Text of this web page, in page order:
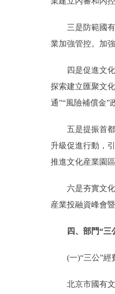
三是防範國有
業加強管控。加
四是促進文化
探索建立匯聚文
通”“風險補償金”
五是提振首都
升級促進行動，
推進文化産業園
六是夯實文化
産業投融資峰會
四、部門“三
(一)“三公”經
北京市國有文